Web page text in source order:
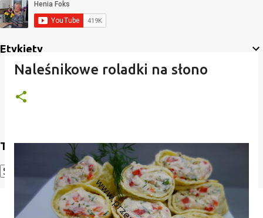
Etykiety
Translate
Powered by Translate
Naleśnikowe roladki na słono